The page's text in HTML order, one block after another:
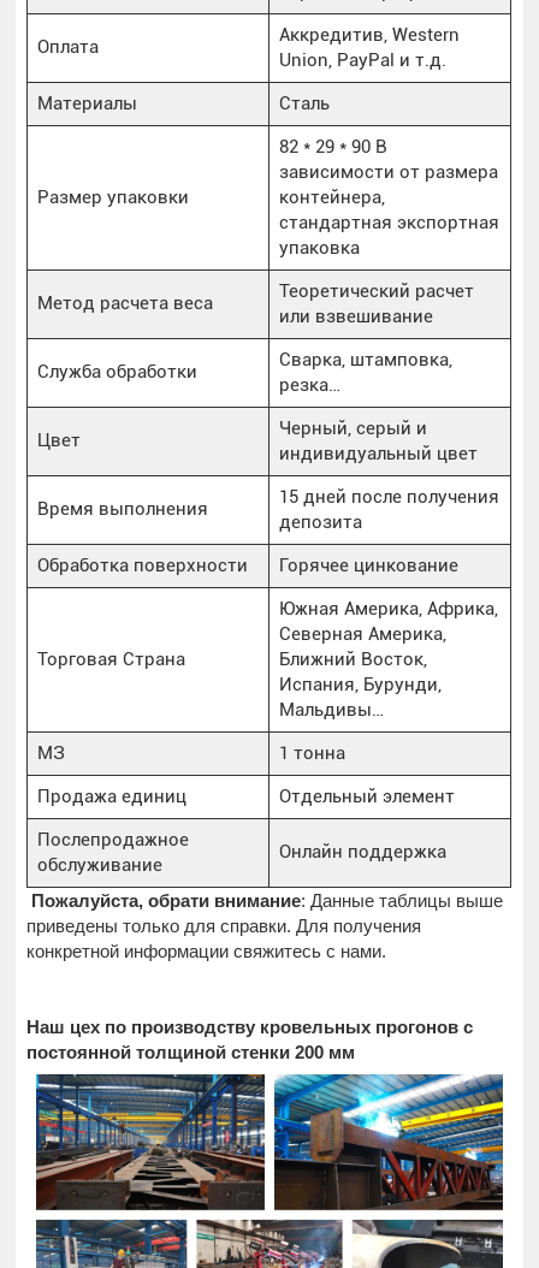
Оплата
Аккредитив, Western
Union, PayPal и т.д.
Материалы
Сталь
Размер упаковки
82 * 29 * 90 В
зависимости от размера
контейнера,
стандартная экспортная
упаковка
Метод расчета веса
Теоретический расчет
или взвешивание
Служба обработки
Сварка, штамповка,
резка…
Цвет
Черный, серый и
индивидуальный цвет
Время выполнения
15 дней после получения
депозита
Обработка поверхности
Горячее цинкование
Торговая Страна
Южная Америка, Африка,
Северная Америка,
Ближний Восток,
Испания, Бурунди,
Мальдивы…
МЗ
1 тонна
Продажа единиц
Отдельный элемент
Послепродажное
обслуживание
Онлайн поддержка
Пожалуйста, обрати внимание: Данные таблицы выше
приведены только для справки. Для получения
конкретной информации свяжитесь с нами.
Наш цех по производству кровельных прогонов с
постоянной толщиной стенки 200 мм